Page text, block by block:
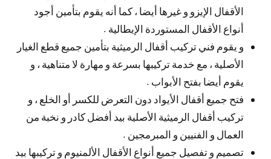
الأقفال الإيزو و غيرها أيضا ، كما أنه يقوم بتأمين أجود
أنواع الأقفال المستوردة الإيطالية .
و يقوم فني تركيب أقفال الرميثية بتأمين جميع قطع الغيار
الأصلية ، مع خدمة تركيبها بسرعة و مهارة لا متناهية ، و
يقوم أيضا بفتح الأبواب .
فتح جميع أقفال الأيواد دون التعرض للكسر أو الخلع ، و
تركيب أقفال الرميثية الأصلية بيد أفضل كادر و نخبة من
العمال و الفنيين و المبرمجين .
تصميم و تفصيل جميع أنواع الأقفال الألمنيوم و تركيبها بيد